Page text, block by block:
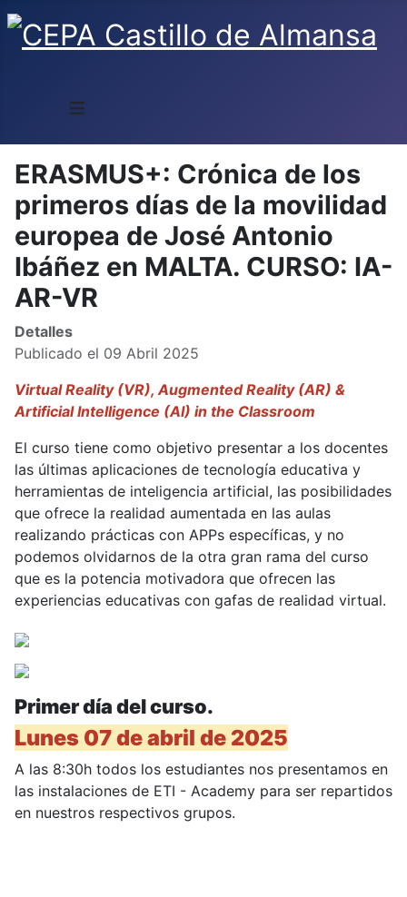
≡
ERASMUS+: Crónica de los
primeros días de la movilidad
europea de José Antonio
Ibáñez en MALTA. CURSO: IA-
AR-VR
Detalles
Publicado el 09 Abril 2025
Virtual Reality (VR), Augmented Reality (AR) &
Artificial Intelligence (AI) in the Classroom
El curso tiene como objetivo presentar a los docentes
las últimas aplicaciones de tecnología educativa y
herramientas de inteligencia artificial, las posibilidades
que ofrece la realidad aumentada en las aulas
realizando prácticas con APPs específicas, y no
podemos olvidarnos de la otra gran rama del curso
que es la potencia motivadora que ofrecen las
experiencias educativas con gafas de realidad virtual.
Primer día del curso.
Lunes 07 de abril de 2025
A las 8:30h todos los estudiantes nos presentamos en
las instalaciones de ETI - Academy para ser repartidos
en nuestros respectivos grupos.